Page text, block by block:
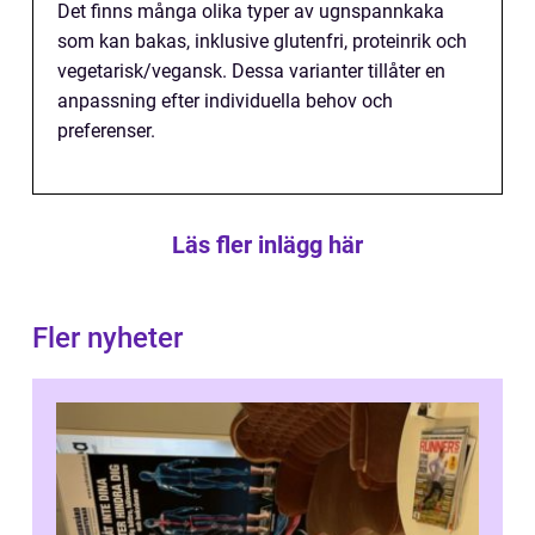
Det finns många olika typer av ugnspannkaka
som kan bakas, inklusive glutenfri, proteinrik och
vegetarisk/vegansk. Dessa varianter tillåter en
anpassning efter individuella behov och
preferenser.
Läs fler inlägg här
Fler nyheter